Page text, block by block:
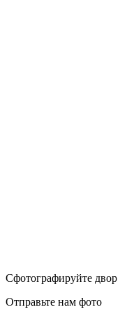
Сфотографируйте двор
Отправьте нам фото